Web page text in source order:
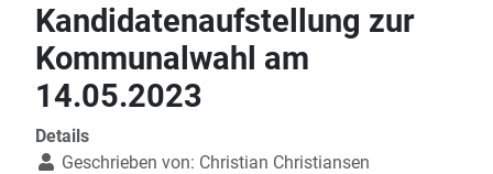
Kandidatenaufstellung zur
Kommunalwahl am
14.05.2023
Details
Geschrieben von: Christian Christiansen